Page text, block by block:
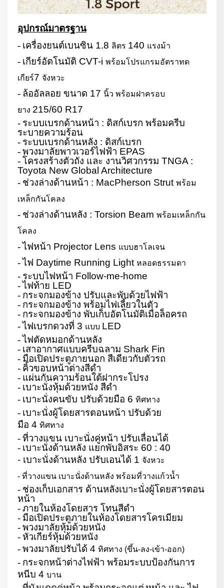
อุปกรณ์มาตรฐาน
- เครื่องยนต์เบนซิน 1.8 ลิตร 140 แรงม้า
- เกียร์อัตโนมัติ CVT-i พร้อมโปรแกรมอัตราทด
เกียร์7 จังหวะ
- ล้ออัลลอย ขนาด 17 นิ้ว พร้อมฝาครอบ
ยาง 215/60 R17
- ระบบเบรกด้านหน้า : ดิสก์เบรก พร้อมครีบ
ระบายความร้อน
- ระบบเบรกด้านหลัง : ดิสก์เบรก
-พวงมาลัยพาวเวอร์ไฟฟ้า EPAS
-โครงสร้างตัวถัง และ งานวิศวกรรม TNGA :
Toyota New Global Architecture
- ช่วงล่างด้านหน้า : MacPherson Strut พร้อม
เหล็กกันโคลง
- ช่วงล่างด้านหลัง : Torsion Beam พร้อมเหล็กกัน
โคลง
-ไฟหน้า Projector Lens แบบฮาโลเจน
-ไฟ Daytime Running Light หลอดธรรมดา
- ระบบไฟหน้า Follow-me-home
-ไฟท้าย LED
- กระจกมองข้าง ปรับและพับด้วยไฟฟ้า
- กระจกมองข้าง พร้อมไฟเลี้ยวในตัว
- กระจกมองข้าง พับเก็บอัตโนมัติเมื่อล็อครถ
-ไฟเบรกดวงที่ 3 แบบ LED
-ไฟตัดหมอกด้านหลัง
- เสาอากาศแบบครีบฉลาม Shark Fin
- มือเปิดประตูภายนอก สีเดียวกับตัวรถ
- คิ้วขอบหน้าต่างสีดำ
- แผ่นกันความร้อนใต้ฝากระโปรง
- เบาะนั่งหุ้มด้วยหนัง สีดำ
- เบาะนั่งคนขับ ปรับด้วยมือ 6 ทิศทาง
- เบาะนั่งผู้โดยสารตอนหน้า ปรับด้วย
มือ 4 ทิศทาง
-ที่วางแขน เบาะนั่งคู่หน้า ปรับเลื่อนได้
- เบาะนั่งด้านหลัง แยกพับอิสระ 60 : 40
- เบาะนั่งด้านหลัง ปรับเอนได้ 1 จังหวะ
- ที่วางแขน เบาะนั่งด้านหลัง พร้อมที่วางแก้วน้ำ
- ช่องเก็บเอกสาร ด้านหลังเบาะนั่งผู้โดยสารตอน
หน้า
-ภายในห้องโดยสาร โทนสีดำ
- มือเปิดประตูภายในห้องโดยสารโครเมียม
-พวงมาลัยหุ้มด้วยหนัง
- หัวเกียร์หุ้มด้วยหนัง
-พวงมาลัยปรับได้ 4 ทิศทาง (ขึ้น-ลง-เข้า-ออก)
- กระจกหน้าต่างไฟฟ้า พร้อมระบบป้องกันการ
หนีบ 4 บาน